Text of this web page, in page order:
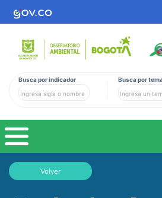
Busca por indicador Busca por
Volver